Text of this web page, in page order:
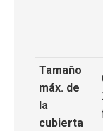
Tamaño
máx. de
la
cubierta